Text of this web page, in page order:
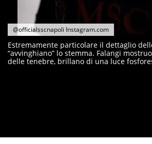
@officialsscnapoli Instagram.com
Estremamente particolare il dettaglio
“avvinghiano” lo stemma. Falangi
delle tenebre, brillano di una luce